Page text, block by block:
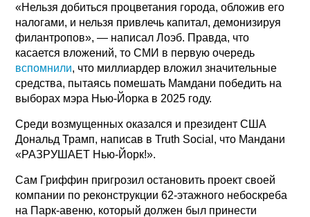
«Нельзя добиться процветания города, обложив его
налогами, и нельзя привлечь капитал, демонизируя
филантропов», — написал Лоэб. Правда, что
касается вложений, то СМИ в первую очередь
вспомнили, что миллиардер вложил значительные
средства, пытаясь помешать Мамдани победить на
выборах мэра Нью-Йорка в 2025 году.
Среди возмущенных оказался и президент США
Дональд Трамп, написав в Truth Social, что Мандани
«РАЗРУШАЕТ Нью-Йорк!».
Сам Гриффин пригрозил остановить проект своей
компании по реконструкции 62-этажного небоскреба
на Парк-авеню, который должен был принести